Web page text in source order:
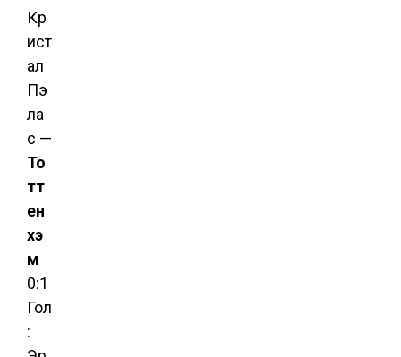
Кр
ист
ал
Пэ
ла
с —
То
тт
ен
хэ
м
0:1
Гол
: